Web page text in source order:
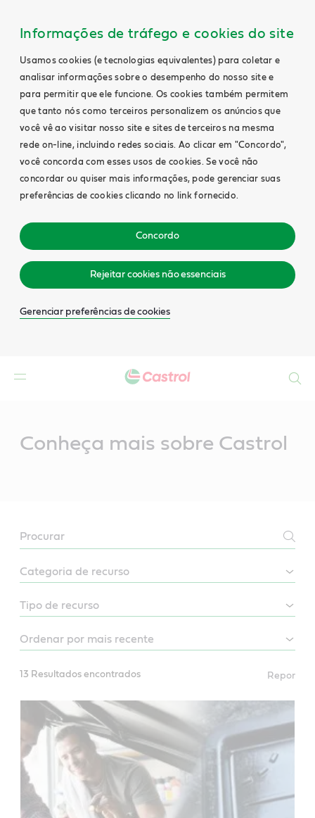
Informações de tráfego e cookies do site
Usamos cookies (e tecnologias equivalentes) para coletar e
analisar informações sobre o desempenho do nosso site e
para permitir que ele funcione. Os cookies também permitem
que tanto nós como terceiros personalizem os anúncios que
você vê ao visitar nosso site e sites de terceiros na mesma
rede on-line, incluindo redes sociais. Ao clicar em "Concordo",
você concorda com esses usos de cookies. Se você não
concordar ou quiser mais informações, pode gerenciar suas
preferências de cookies clicando no link fornecido.
Concordo
Rejeitar cookies não essenciais
Gerenciar preferências de cookies
Conheça mais sobre Castrol
LEARN
13 Resultados encontrados Repor